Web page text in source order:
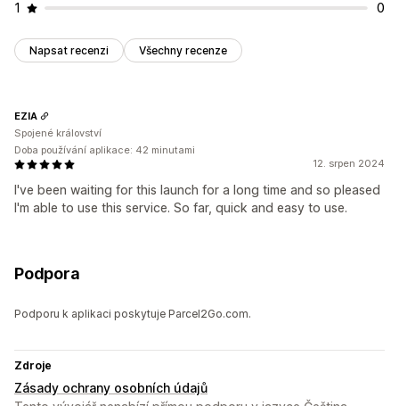
1
0
Napsat recenzi Všechny recenze
12. srpen 2024
I've been waiting for this launch for a long time and so pleased
I'm able to use this service. So far, quick and easy to use.
EZIA
Spojené království
Doba používání aplikace: 42 minutami
Podpora
Podporu k aplikaci poskytuje Parcel2Go.com.
Zdroje
Zásady ochrany osobních údajů